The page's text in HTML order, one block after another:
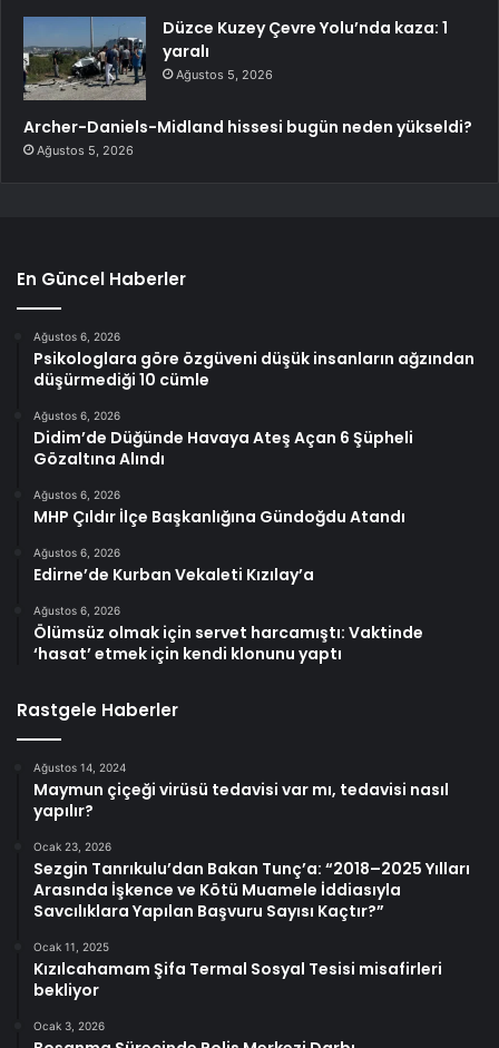
Düzce Kuzey Çevre Yolu’nda kaza: 1
yaralı
Ağustos 5, 2026
Archer-Daniels-Midland hissesi bugün neden yükseldi?
Ağustos 5, 2026
En Güncel Haberler
Ağustos 6, 2026
Psikologlara göre özgüveni düşük insanların ağzından
düşürmediği 10 cümle
Ağustos 6, 2026
Didim’de Düğünde Havaya Ateş Açan 6 Şüpheli
Gözaltına Alındı
Ağustos 6, 2026
MHP Çıldır İlçe Başkanlığına Gündoğdu Atandı
Ağustos 6, 2026
Edirne’de Kurban Vekaleti Kızılay’a
Ağustos 6, 2026
Ölümsüz olmak için servet harcamıştı: Vaktinde
‘hasat’ etmek için kendi klonunu yaptı
Rastgele Haberler
Ağustos 14, 2024
Maymun çiçeği virüsü tedavisi var mı, tedavisi nasıl
yapılır?
Ocak 23, 2026
Sezgin Tanrıkulu’dan Bakan Tunç’a: “2018–2025 Yılları
Arasında İşkence ve Kötü Muamele İddiasıyla
Savcılıklara Yapılan Başvuru Sayısı Kaçtır?”
Ocak 11, 2025
Kızılcahamam Şifa Termal Sosyal Tesisi misafirleri
bekliyor
Ocak 3, 2026